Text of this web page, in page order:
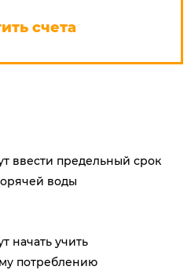
счета
ввести предельный срок
воды
начать учить
потреблению